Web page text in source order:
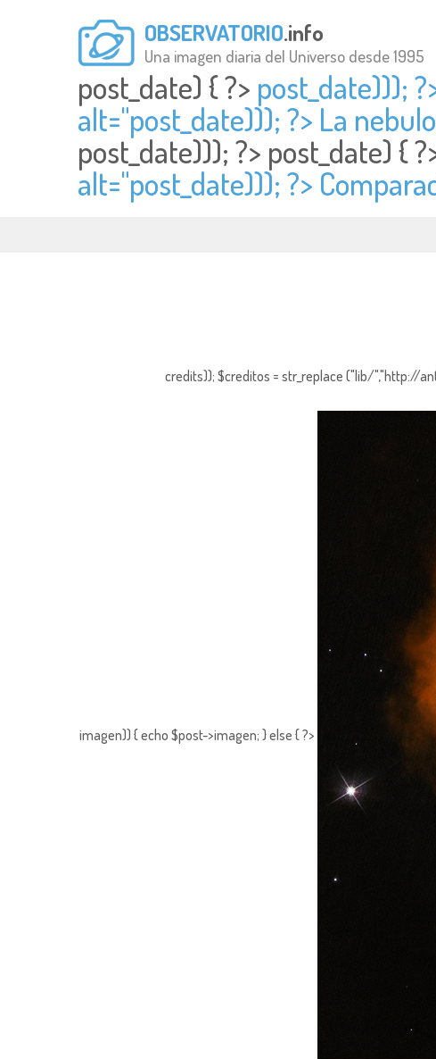
OBSERVATORIO.info
Una imagen diaria del Universo desde 1995
post_date) { ?> post_date)));
alt="post_date))); ?> La
post_date))); ?> post_date) {
alt="post_date))); ?>
credits)); $creditos = str_replace ("lib/","http://
imagen)) { echo $post->imagen; } else { ?>